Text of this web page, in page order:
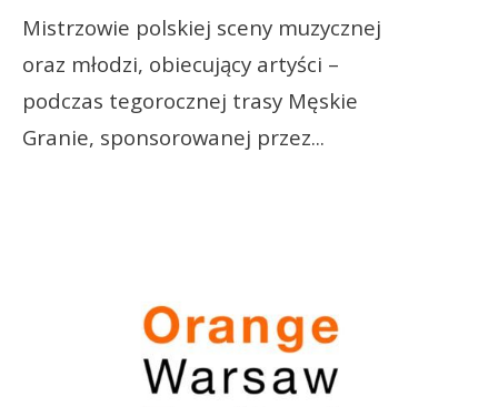
Mistrzowie polskiej sceny muzycznej
oraz młodzi, obiecujący artyści –
podczas tegorocznej trasy Męskie
Granie, sponsorowanej przez...